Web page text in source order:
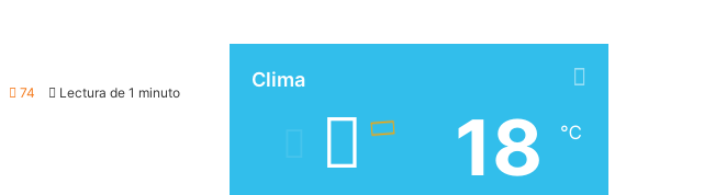
74 Lectura de 1 minuto
Clima
18 ℃